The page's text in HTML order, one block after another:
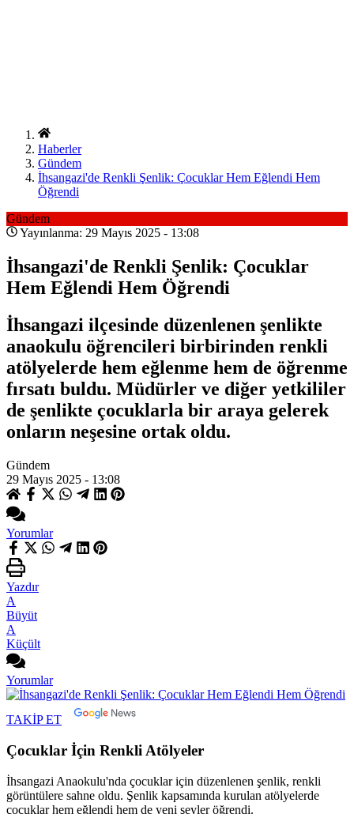
Haberler
Gündem
İhsangazi'de Renkli Şenlik: Çocuklar Hem Eğlendi Hem
Öğrendi
Gündem
Yayınlanma: 29 Mayıs 2025 - 13:08
İhsangazi'de Renkli Şenlik: Çocuklar
Hem Eğlendi Hem Öğrendi
İhsangazi ilçesinde düzenlenen şenlikte
anaokulu öğrencileri birbirinden renkli
atölyelerde hem eğlenme hem de öğrenme
fırsatı buldu. Müdürler ve diğer yetkililer
de şenlikte çocuklarla bir araya gelerek
onların neşesine ortak oldu.
Gündem
29 Mayıs 2025 - 13:08
Yorumlar
Yazdır
A
Büyüt
A
Küçült
Yorumlar
TAKİP ET
Çocuklar İçin Renkli Atölyeler
İhsangazi Anaokulu'nda çocuklar için düzenlenen şenlik, renkli
görüntülere sahne oldu. Şenlik kapsamında kurulan atölyelerde
çocuklar hem eğlendi hem de yeni şeyler öğrendi.